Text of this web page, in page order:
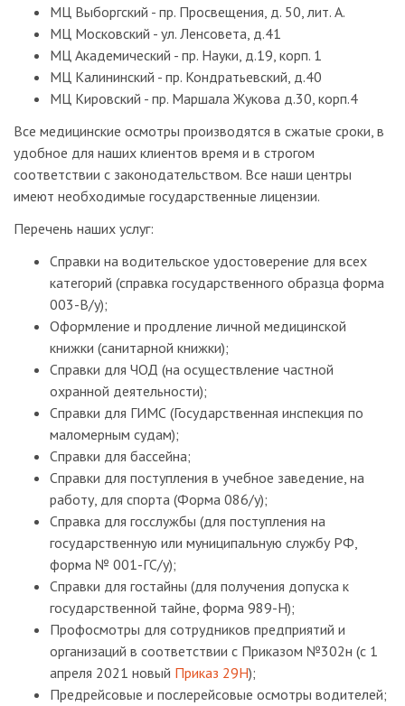
МЦ Выборгский - пр. Просвещения, д. 50, лит. А.
МЦ Московский - ул. Ленсовета, д.41
МЦ Академический - пр. Науки, д.19, корп. 1
МЦ Калининский - пр. Кондратьевский, д.40
МЦ Кировский - пр. Маршала Жукова д.30, корп.4
Все медицинские осмотры производятся в сжатые сроки, в
удобное для наших клиентов время и в строгом
соответствии с законодательством. Все наши центры
имеют необходимые государственные лицензии.
Перечень наших услуг:
Справки на водительское удостоверение для всех
категорий (справка государственного образца форма
003-В/у);
Оформление и продление личной медицинской
книжки (санитарной книжки);
Справки для ЧОД (на осуществление частной
охранной деятельности);
Справки для ГИМС (Государственная инспекция по
маломерным судам);
Справки для бассейна;
Справки для поступления в учебное заведение, на
работу, для спорта (Форма 086/у);
Справка для госслужбы (для поступления на
государственную или муниципальную службу РФ,
форма № 001-ГС/у);
Справки для гостайны (для получения допуска к
государственной тайне, форма 989-Н);
Профосмотры для сотрудников предприятий и
организаций в соответствии с Приказом №302н (с 1
апреля 2021 новый Приказ 29Н);
Предрейсовые и послерейсовые осмотры водителей;